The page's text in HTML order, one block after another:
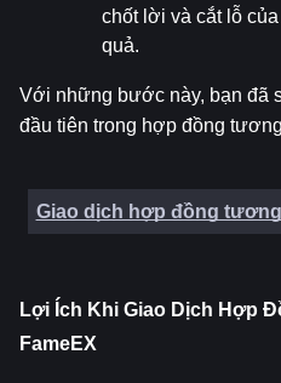
chốt lời và cắt lỗ
quả.
Với những bước này, bạn đã
đầu tiên trong hợp đồng
Giao dịch hợp đồng
Lợi Ích Khi Giao Dịch Hợp
FameEX